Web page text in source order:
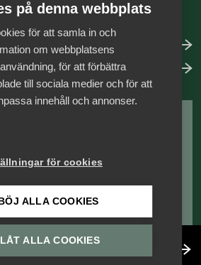
vår auktorisation
tillgång till vår digitala
på denna webbplats
för att samla in och
om webbplatsens
för att förbättra
till sociala medier och för att
innehåll och annonser.
för cookies
ALLA COOKIES
ALLA COOKIES